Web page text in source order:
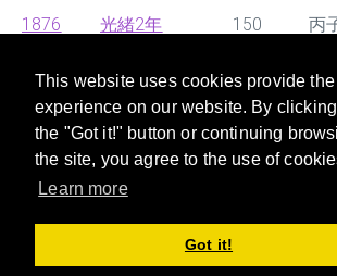
This website uses cookies provide
experience on our website. By
the "Got it!" button or continuing
the site, you agree to the use of
Learn more
Got it!
1876 光緒2年 150 丙
1877 光緒3年 149 丁
1878 光緒4年 148 戊
本サイトは西暦と中国の王朝時代や日
るサイトです。年齢早見表や干支や十
おり、書類を記入する際に大変便利な